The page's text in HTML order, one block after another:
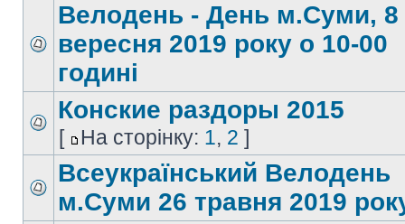
Велодень - День м.Суми, 8
вересня 2019 року о 10-00
годині
Конские раздоры 2015
[ На сторінку: 1, 2 ]
Всеукраїнський Велодень
м.Суми 26 травня 2019